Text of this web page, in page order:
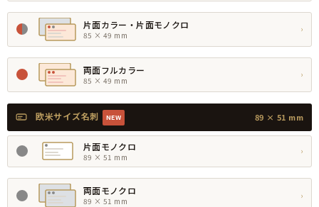
片面カラー・片面モノクロ
85 × 49 mm
›
両面フルカラー
85 × 49 mm
›
欧米サイズ名刺 NEW 89 × 51 mm
片面モノクロ
89 × 51 mm
›
両面モノクロ
89 × 51 mm
›